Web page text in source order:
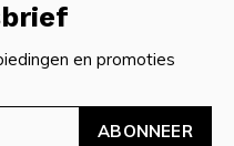
en promoties
ABONNEER